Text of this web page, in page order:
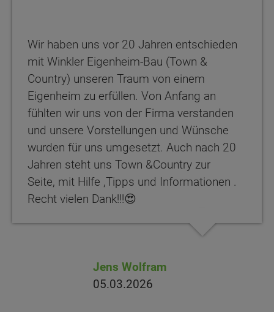
Wir haben uns vor 20 Jahren entschieden
mit Winkler Eigenheim-Bau (Town &
Country) unseren Traum von einem
Eigenheim zu erfüllen. Von Anfang an
fühlten wir uns von der Firma verstanden
und unsere Vorstellungen und Wünsche
wurden für uns umgesetzt. Auch nach 20
Jahren steht uns Town &Country zur
Seite, mit Hilfe ,Tipps und Informationen .
Recht vielen Dank!!!😍
Jens Wolfram
05.03.2026